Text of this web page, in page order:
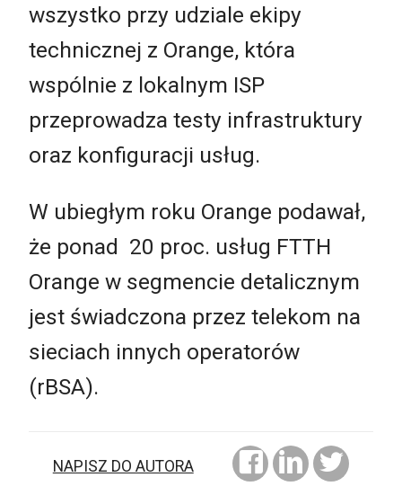
wszystko przy udziale ekipy
technicznej z Orange, która
wspólnie z lokalnym ISP
przeprowadza testy infrastruktury
oraz konfiguracji usług.
W ubiegłym roku Orange podawał,
że ponad 20 proc. usług FTTH
Orange w segmencie detalicznym
jest świadczona przez telekom na
sieciach innych operatorów
(rBSA).
NAPISZ DO AUTORA